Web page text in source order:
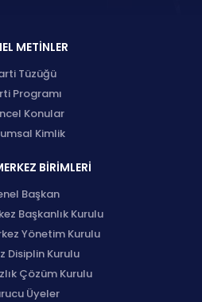
METİNLER
Tüzüğü
Programı
Konular
Kimlik
BİRİMLERİ
Başkan
Başkanlık Kurulu
Yönetim Kurulu
Disiplin Kurulu
Çözüm Kurulu
Üyeler